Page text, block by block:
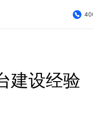
建设经验